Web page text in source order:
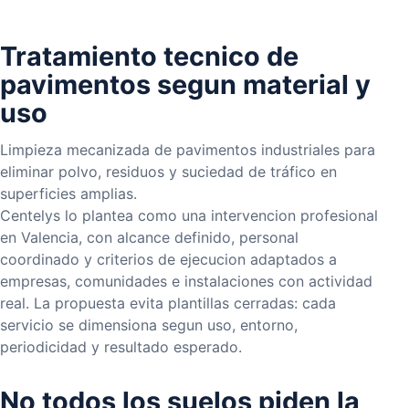
Tratamiento tecnico de
pavimentos segun material y
uso
Limpieza mecanizada de pavimentos industriales para
eliminar polvo, residuos y suciedad de tráfico en
superficies amplias.
Centelys lo plantea como una intervencion profesional
en Valencia, con alcance definido, personal
coordinado y criterios de ejecucion adaptados a
empresas, comunidades e instalaciones con actividad
real. La propuesta evita plantillas cerradas: cada
servicio se dimensiona segun uso, entorno,
periodicidad y resultado esperado.
No todos los suelos piden la